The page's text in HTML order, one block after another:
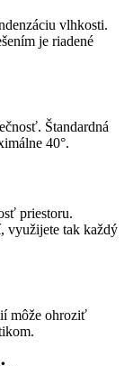
vlhkosti.
je riadené
Štandardná
40°.
priestoru.
využijete tak každý
môže ohroziť